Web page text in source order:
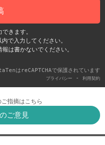
きます。
で入力してください。
は書かないでください。
はreCAPTCHAで保護されています
プライバシー - 利用契約
指摘はこちら
ご意見